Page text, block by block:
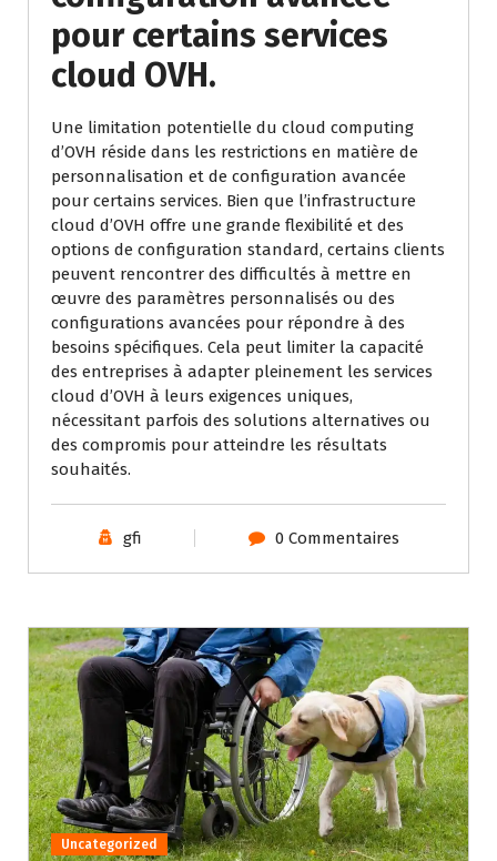
pour certains services
cloud OVH.
Une limitation potentielle du cloud computing
d’OVH réside dans les restrictions en matière de
personnalisation et de configuration avancée
pour certains services. Bien que l’infrastructure
cloud d’OVH offre une grande flexibilité et des
options de configuration standard, certains clients
peuvent rencontrer des difficultés à mettre en
œuvre des paramètres personnalisés ou des
configurations avancées pour répondre à des
besoins spécifiques. Cela peut limiter la capacité
des entreprises à adapter pleinement les services
cloud d’OVH à leurs exigences uniques,
nécessitant parfois des solutions alternatives ou
des compromis pour atteindre les résultats
souhaités.
gfi 0 Commentaires
Uncategorized